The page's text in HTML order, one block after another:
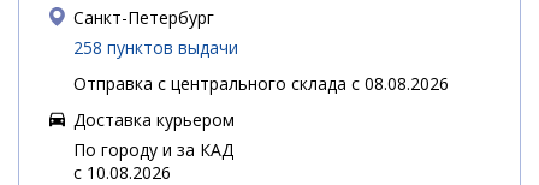
Санкт-Петербург
258 пунктов выдачи
Отправка с центрального склада с 08.08.2026
Доставка курьером
По городу и за КАД
c 10.08.2026